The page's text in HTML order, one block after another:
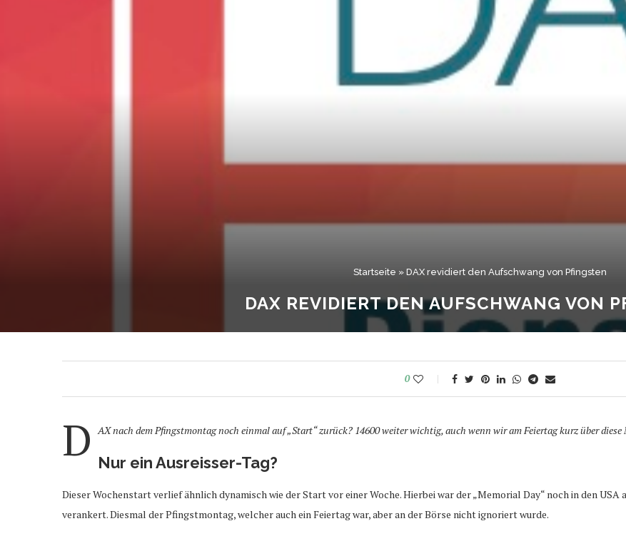
Startseite » DAX revidiert den Aufschwang von Pfingsten
DAX REVIDIERT DEN AUFSCHWANG VON
0
D AX nach dem Pfingstmontag noch einmal auf „Start“ zurück? 14600 weiter wichtig, auch wenn wir am Feiertag kurz über diese
Nur ein Ausreisser-Tag?
Dieser Wochenstart verlief ähnlich dynamisch wie der Start vor einer Woche. Hierbei war der „Memorial Day“ noch in den
verankert. Diesmal der Pfingstmontag, welcher auch ein Feiertag war, aber an der Börse nicht ignoriert wurde.